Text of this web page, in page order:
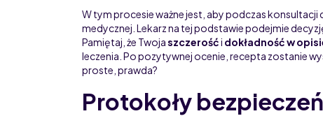
W tym procesie ważne jest, aby podczas
medycznej. Lekarz na tej podstawie podejmie
Pamiętaj, że Twojaszczerośći dokładność w
leczenia. Po pozytywnej ocenie, recepta zostanie
proste, prawda?
Protokoły